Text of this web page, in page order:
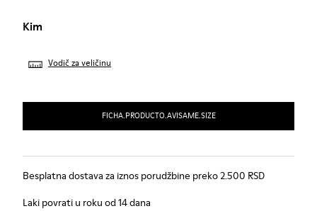
Kim
Vodič za veličinu
FICHA.PRODUCTO.AVISAME.SIZE
Besplatna dostava za iznos porudžbine preko 2.500 RSD
Laki povrati u roku od 14 dana